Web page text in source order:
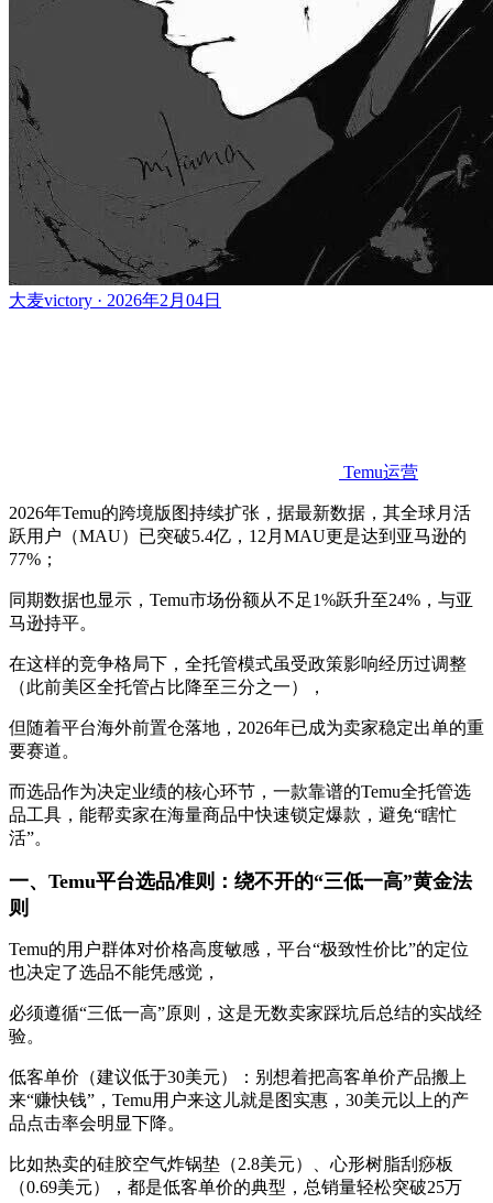
大麦victory · 2026年2月04日
Temu运营
2026年Temu的跨境版图持续扩张，据最新数据，其全球月活
跃用户（MAU）已突破5.4亿，12月MAU更是达到亚马逊的
77%；
同期数据也显示，Temu市场份额从不足1%跃升至24%，与亚
马逊持平。
在这样的竞争格局下，全托管模式虽受政策影响经历过调整
（此前美区全托管占比降至三分之一），
但随着平台海外前置仓落地，2026年已成为卖家稳定出单的重
要赛道。
而选品作为决定业绩的核心环节，一款靠谱的Temu全托管选
品工具，能帮卖家在海量商品中快速锁定爆款，避免“瞎忙
活”。
一、Temu平台选品准则：绕不开的“三低一高”黄金法
则
Temu的用户群体对价格高度敏感，平台“极致性价比”的定位
也决定了选品不能凭感觉，
必须遵循“三低一高”原则，这是无数卖家踩坑后总结的实战经
验。
低客单价（建议低于30美元）：别想着把高客单价产品搬上
来“赚快钱”，Temu用户来这儿就是图实惠，30美元以上的产
品点击率会明显下降。
比如热卖的硅胶空气炸锅垫（2.8美元）、心形树脂刮痧板
（0.69美元），都是低客单价的典型，总销量轻松突破25万